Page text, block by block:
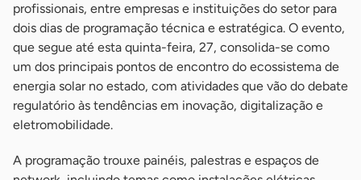
profissionais, entre empresas e instituições do setor para
dois dias de programação técnica e estratégica. O evento,
que segue até esta quinta-feira, 27, consolida-se como
um dos principais pontos de encontro do ecossistema de
energia solar no estado, com atividades que vão do debate
regulatório às tendências em inovação, digitalização e
eletromobilidade.
A programação trouxe painéis, palestras e espaços de